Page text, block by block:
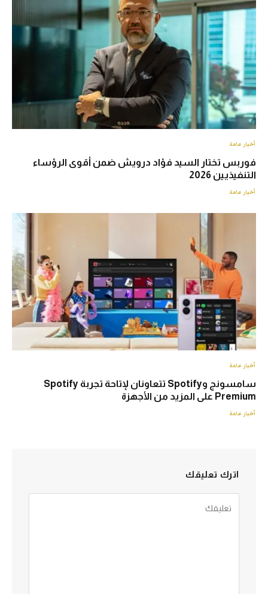
أخبار عامة
فوربس تختار السيد فؤاد درويش ضمن أقوى الرؤساء
التنفيذيين 2026
أخبار عامة
أخبار عامة
سامسونج وSpotify تتعاونان لإتاحة تجربة Spotify
Premium على المزيد من الأجهزة
أخبار عامة
اترك تعليقك